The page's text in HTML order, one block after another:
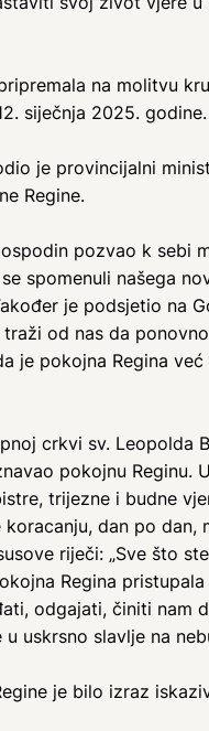
na molitvu
siječnja 2025. godine.
je provincijalni
Regine.
pozvao k sebi
spomenuli našega
je podsjetio na
od nas da
je pokojna Regina
crkvi sv.
pokojnu
trijezne i budne
dan po
riječi: „Sve što
Regina
odgajati, činiti nam
uskrsno slavlje na
je bilo izraz